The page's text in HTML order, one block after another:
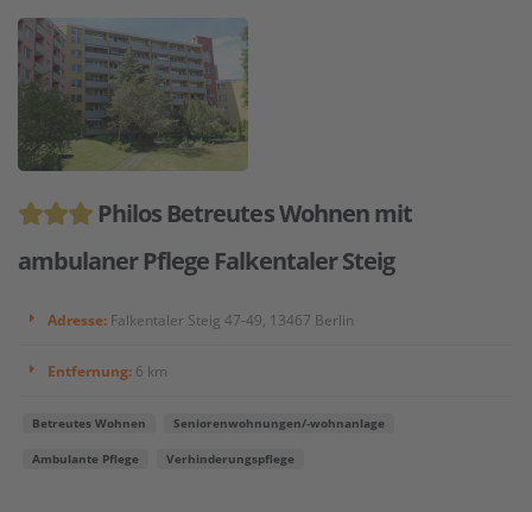
Philos Betreutes Wohnen mit
ambulaner Pflege Falkentaler Steig
Adresse: Falkentaler Steig 47-49, 13467 Berlin
Entfernung: 6 km
Betreutes Wohnen Seniorenwohnungen/-wohnanlage
Ambulante Pflege Verhinderungspflege